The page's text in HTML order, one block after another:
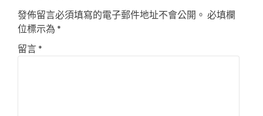
發佈留言必須填寫的電子郵件地址不會公開。 必填欄
位標示為 *
留言*